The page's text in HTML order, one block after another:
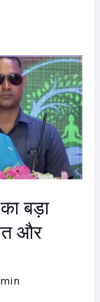
बड़ा
और